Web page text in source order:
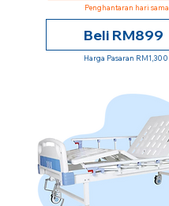
Penghantaran hari sama
Beli RM899
Harga Pasaran RM1,300